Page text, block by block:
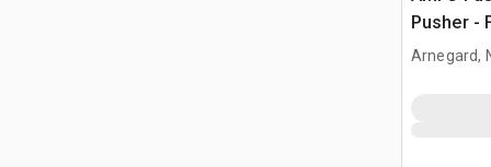
Pusher -
Arnegard,